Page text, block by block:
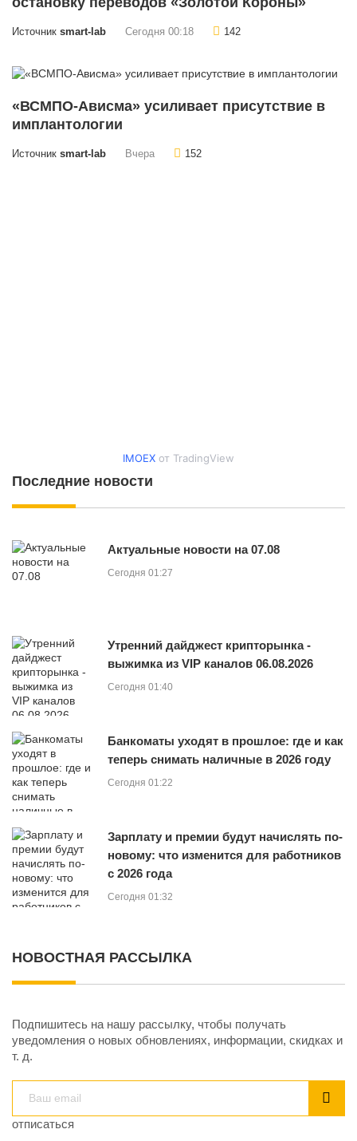
Источник smart-lab Сегодня 00:18 142
«ВСМПО-Ависма» усиливает присутствие в
имплантологии
Источник smart-lab Вчера 152
IMOEX от TradingView
Последние новости
Актуальные новости на 07.08
Сегодня 01:27
Утренний дайджест крипторынка -
выжимка из VIP каналов 06.08.2026
Сегодня 01:40
Банкоматы уходят в прошлое: где и как
теперь снимать наличные в 2026 году
Сегодня 01:22
Зарплату и премии будут начислять по-
новому: что изменится для работников
с 2026 года
Сегодня 01:32
НОВОСТНАЯ РАССЫЛКА
Подпишитесь на нашу рассылку, чтобы получать
уведомления о новых обновлениях, информации, скидках и
т. д.
отписаться